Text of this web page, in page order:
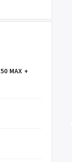
MAX +